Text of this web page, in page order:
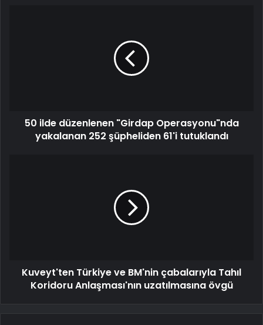
50 ilde düzenlenen "Girdap Operasyonu"nda
yakalanan 252 şüpheliden 61'i tutuklandı
Kuveyt'ten Türkiye ve BM'nin çabalarıyla Tahıl
Koridoru Anlaşması'nın uzatılmasına övgü